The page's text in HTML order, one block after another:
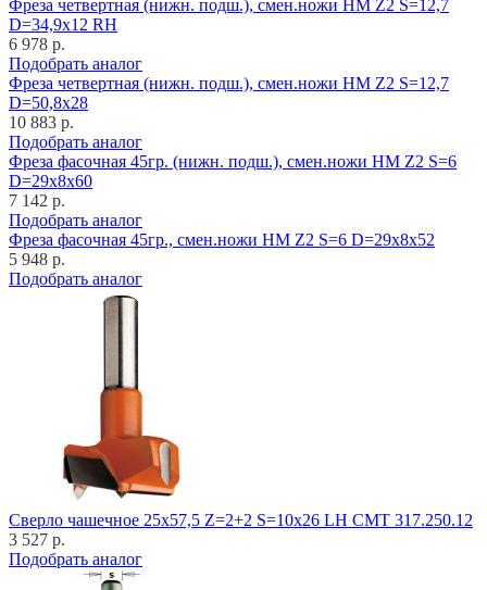
Фреза четвертная (нижн. подш.), смен.ножи HM Z2 S=12,7
D=34,9x12 RH
6 978 р.
Подобрать аналог
Фреза четвертная (нижн. подш.), смен.ножи HM Z2 S=12,7
D=50,8x28
10 883 р.
Подобрать аналог
Фреза фасочная 45гр. (нижн. подш.), смен.ножи HM Z2 S=6
D=29x8x60
7 142 р.
Подобрать аналог
Фреза фасочная 45гр., смен.ножи HM Z2 S=6 D=29x8x52
5 948 р.
Подобрать аналог
Cверло чашечное 25x57,5 Z=2+2 S=10x26 LH CMT 317.250.12
3 527 р.
Подобрать аналог